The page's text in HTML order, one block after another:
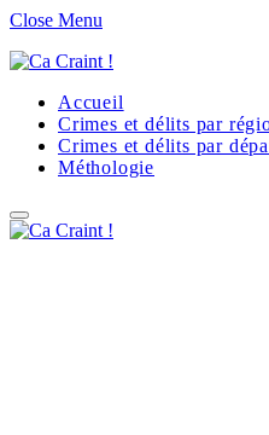
Close Menu
Accueil
Crimes et délits par
Crimes et délits par
Méthologie